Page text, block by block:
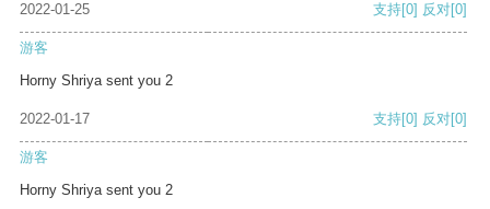
2022-01-25 支持[0] 反对[0]
游客
Horny Shriya sent you 2
2022-01-17 支持[0] 反对[0]
游客
Horny Shriya sent you 2